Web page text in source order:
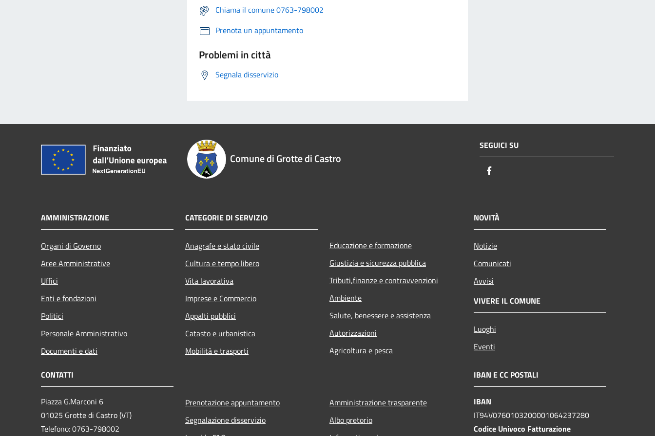
Chiama il comune 0763-798002
Prenota un appuntamento
Problemi in città
Segnala disservizio
Comune di Grotte di Castro
SEGUICI SU
AMMINISTRAZIONE
Organi di Governo
Aree Amministrative
Uffici
Enti e fondazioni
Politici
Personale Amministrativo
Documenti e dati
CATEGORIE DI SERVIZIO
Anagrafe e stato civile
Cultura e tempo libero
Vita lavorativa
Imprese e Commercio
Appalti pubblici
Catasto e urbanistica
Mobilità e trasporti
Educazione e formazione
Giustizia e sicurezza pubblica
Tributi,finanze e contravvenzioni
Ambiente
Salute, benessere e assistenza
Autorizzazioni
Agricoltura e pesca
NOVITÀ
Notizie
Comunicati
Avvisi
VIVERE IL COMUNE
Luoghi
Eventi
CONTATTI
Piazza G.Marconi 6
01025 Grotte di Castro (VT)
Telefono: 0763-798002
Prenotazione appuntamento
Segnalazione disservizio
Amministrazione trasparente
Albo pretorio
IBAN E CC POSTALI
IBAN
IT94V0760103200001064237280
Codice Univoco Fatturazione